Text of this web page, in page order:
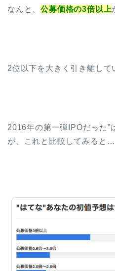
なんと、公募価格の3倍以上
2位以下を大きく引き離して
2016年の第一弾IPOだった”
が、これと比較してみると…